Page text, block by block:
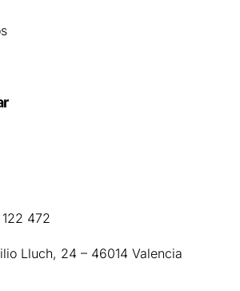
472
Lluch, 24 – 46014 Valencia